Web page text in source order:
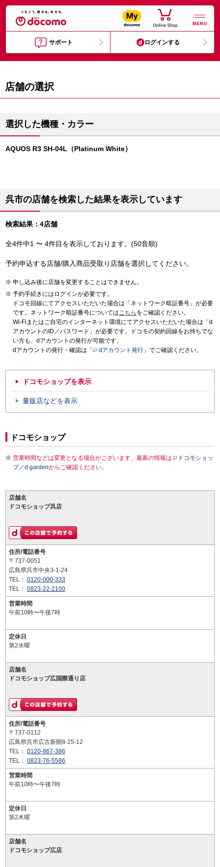
MENU
サポート ログインする
店舗の選択
選択した機種・カラー
AQUOS R3 SH-04L（Platinum White）
呉市の店舗を検索した結果を表示しています
検索結果：4店舗
全4件中1 〜 4件目を表示しております。(50音順)
予約申込する店舗/購入商品受取り店舗を選択してください。
申し込み後に店舗を変更することはできません。
予約手続きにはログインが必要です。
ドコモ回線にてアクセスいただいた場合は「ネットワーク暗証番号」が必要
です。ネットワーク暗証番号についてはこちら をご確認ください。
Wi-Fiまたはご自宅のインターネット環境にてアクセスいただいた場合は「d
アカウントのID／パスワード」が必要です。ドコモの契約回線をお持ちでな
い方も、dアカウントの発行が可能です。
dアカウントの発行・確認は「
dアカウント発行 」でご確認ください。
ドコモショップを表示
量販店などを表示
ドコモショップ
営業時間などは変更となる場合がございます。最新の情報は
ドコモショッ
プ／d gardenからご確認ください。
店舗名
ドコモショップ呉店
住所/電話番号
〒737-0051
広島県呉市中央3-1-24
TEL： 0120-000-333
TEL： 0823-22-2100
営業時間
午前10時〜午後7時
定休日
第2水曜
店舗名
ドコモショップ広国際通り店
住所/電話番号
〒737-0112
広島県呉市広古新開8-25-12
TEL： 0120-867-386
TEL： 0823-76-5586
営業時間
午前10時〜午後7時
定休日
第2木曜
店舗名
ドコモショップ広店